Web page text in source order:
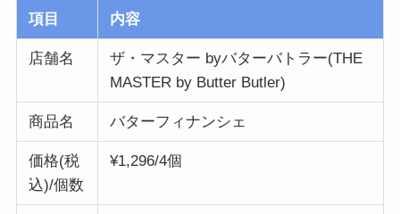
項目 内容
店舗名
ザ・マスター byバターバトラー(THE
MASTER by Butter Butler)
商品名 バターフィナンシェ
価格(税
込)/個数
¥1,296/4個